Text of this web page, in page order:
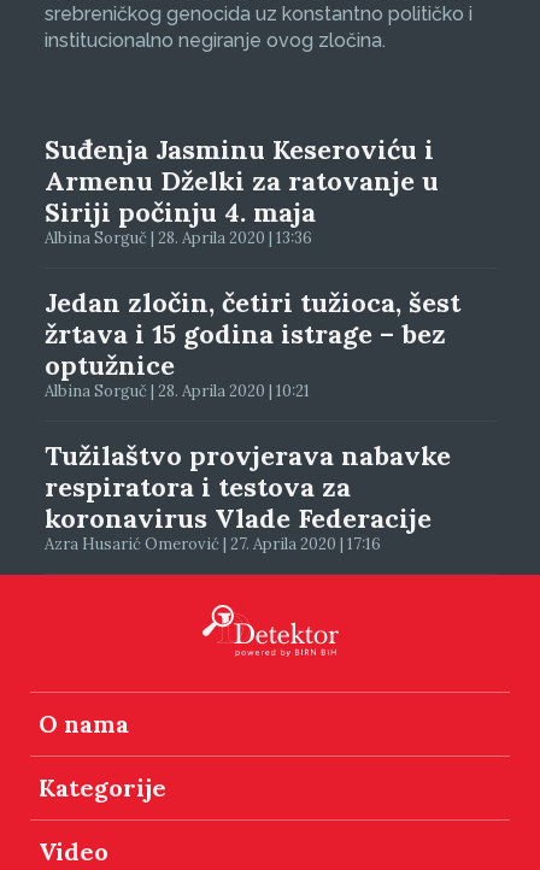
srebreničkog genocida uz konstantno političko i
institucionalno negiranje ovog zločina.
Suđenja Jasminu Keseroviću i
Armenu Dželki za ratovanje u
Siriji počinju 4. maja
Albina Sorguč | 28. Aprila 2020 | 13:36
Jedan zločin, četiri tužioca, šest
žrtava i 15 godina istrage – bez
optužnice
Albina Sorguč | 28. Aprila 2020 | 10:21
Tužilaštvo provjerava nabavke
respiratora i testova za
koronavirus Vlade Federacije
Azra Husarić Omerović | 27. Aprila 2020 | 17:16
O nama
Kategorije
Video